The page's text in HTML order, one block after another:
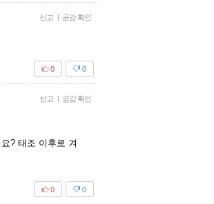
신고 | 공감 확인
0
0
신고 | 공감 확인
? 태조 이후로 겨
0
0